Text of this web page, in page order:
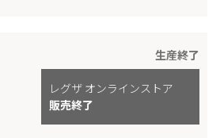
生産終了
レグザ オンラインストア
販売終了